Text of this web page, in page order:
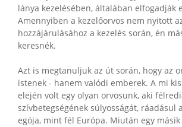
lánya kezelésében, általában elfogadják
Amennyiben a kezelőorvos nem nyitott
hozzájárulásához a kezelés során, én
keresnék.
Azt is megtanuljuk az út során, hogy az
istenek - hanem valódi emberek. A mi
elején volt egy olyan orvosunk, aki
szívbetegségének súlyosságát, ráadásul
egója, mint fél Európa. Miután egy másik